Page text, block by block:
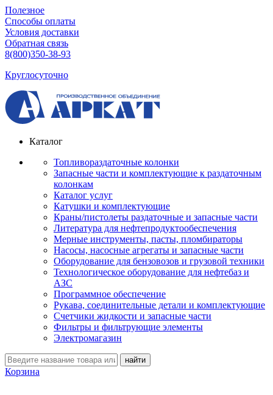
Полезное
Способы оплаты
Условия доставки
Обратная связь
8(800)350-38-93
Круглосуточно
Каталог
Топливораздаточные колонки
Запасные части и комплектующие к раздаточным
колонкам
Каталог услуг
Катушки и комплектующие
Краны/пистолеты раздаточные и запасные части
Литература для нефтепродуктообеспечения
Мерные инструменты, пасты, пломбираторы
Насосы, насосные агрегаты и запасные части
Оборудование для бензовозов и грузовой техники
Технологическое оборудование для нефтебаз и
АЗС
Программное обеспечение
Рукава, соединительные детали и комплектующие
Счетчики жидкости и запасные части
Фильтры и фильтрующие элементы
Электромагазин
Корзина